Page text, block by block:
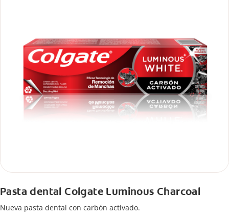
Pasta dental Colgate Luminous Charcoal
Nueva pasta dental con carbón activado.